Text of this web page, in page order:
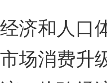
和人口
场消费升